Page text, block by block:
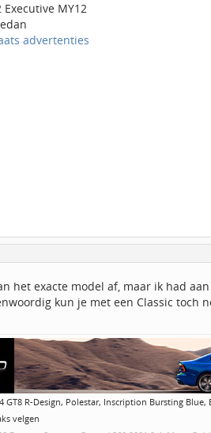
Executive MY12
advertenties
het exacte model af, maar ik had
kun je met een Classic toch
GT8 R-Design, Polestar, Inscription Bursting
velgen